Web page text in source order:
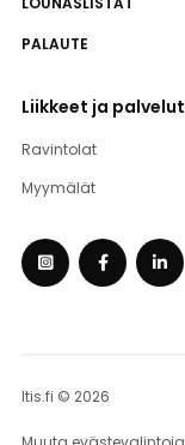
PALAUTE
Liikkeet ja palvelut
Ravintolat
Myymälät
Itis.fi © 2026